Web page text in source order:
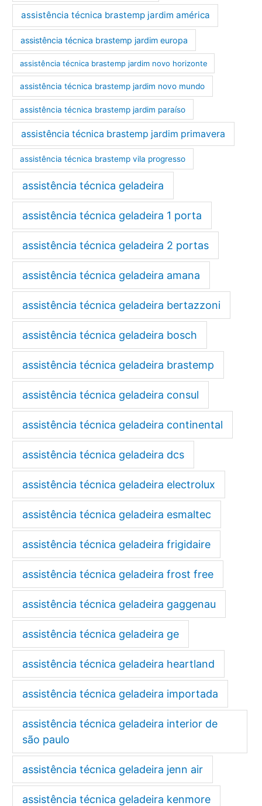
assistência técnica brastemp jardim américa
assistência técnica brastemp jardim europa
assistência técnica brastemp jardim novo horizonte
assistência técnica brastemp jardim novo mundo
assistência técnica brastemp jardim paraíso
assistência técnica brastemp jardim primavera
assistência técnica brastemp vila progresso
assistência técnica geladeira
assistência técnica geladeira 1 porta
assistência técnica geladeira 2 portas
assistência técnica geladeira amana
assistência técnica geladeira bertazzoni
assistência técnica geladeira bosch
assistência técnica geladeira brastemp
assistência técnica geladeira consul
assistência técnica geladeira continental
assistência técnica geladeira dcs
assistência técnica geladeira electrolux
assistência técnica geladeira esmaltec
assistência técnica geladeira frigidaire
assistência técnica geladeira frost free
assistência técnica geladeira gaggenau
assistência técnica geladeira ge
assistência técnica geladeira heartland
assistência técnica geladeira importada
assistência técnica geladeira interior de
são paulo
assistência técnica geladeira jenn air
assistência técnica geladeira kenmore